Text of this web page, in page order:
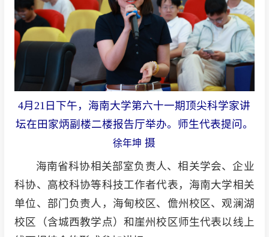
4月21日下午，海南大学第六十一期顶尖科学家讲
坛在田家炳副楼二楼报告厅举办。师生代表提问。
徐年坤 摄
海南省科协相关部室负责人、相关学会、企业
科协、高校科协等科技工作者代表，海南大学相关
单位、部门负责人，海甸校区、儋州校区、观澜湖
校区（含城西教学点）和崖州校区师生代表以线上